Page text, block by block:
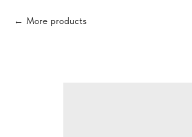
More products